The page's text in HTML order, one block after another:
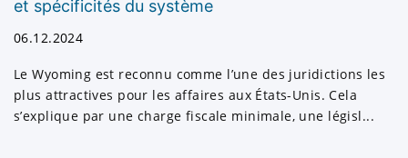
fonctions de secrétariat de votre société et
d'autres services de conformité.
proposons l'ouverture de comptes bancaires
dans des juridictions offshore ainsi que dans
des centres financiers où votre argent peut
et spécificités du système
06.12.2024
Le Wyoming est reconnu comme l’une des juridictions les
plus attractives pour les affaires aux États-Unis. Cela
s’explique par une charge fiscale minimale, une législ...